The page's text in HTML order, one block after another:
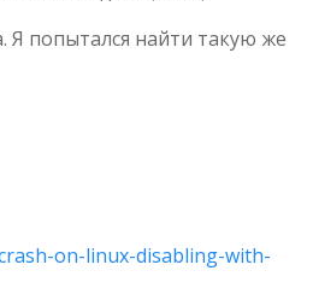
Я попытался найти такую же
on-linux-disabling-with-